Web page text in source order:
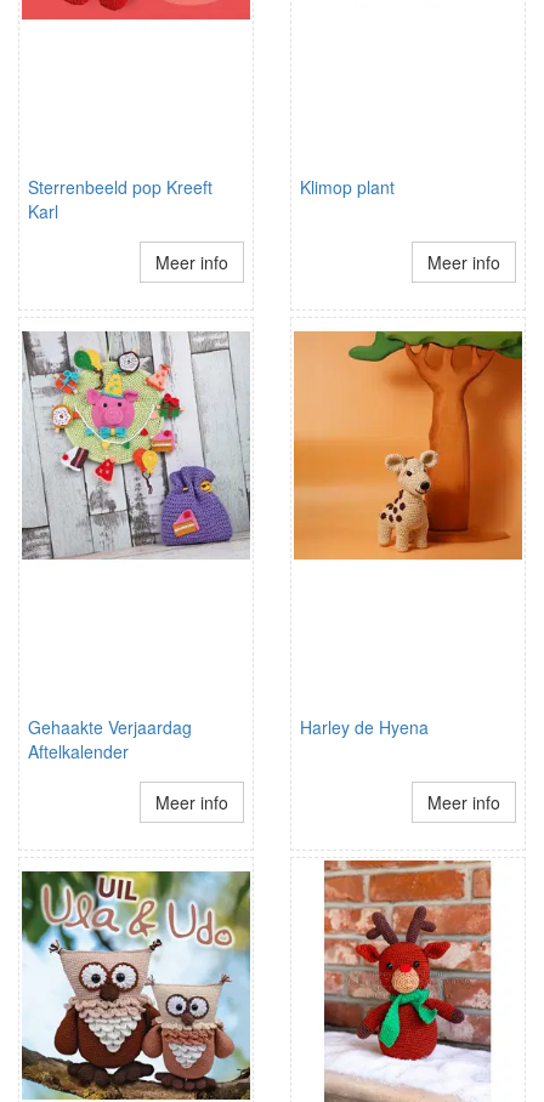
Sterrenbeeld pop Kreeft
Karl
Meer info
Klimop plant
Meer info
Gehaakte Verjaardag
Aftelkalender
Meer info
Harley de Hyena
Meer info